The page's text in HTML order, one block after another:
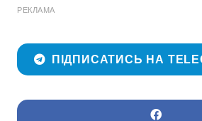
РЕКЛАМА
ПІДПИСАТИСЬ НА